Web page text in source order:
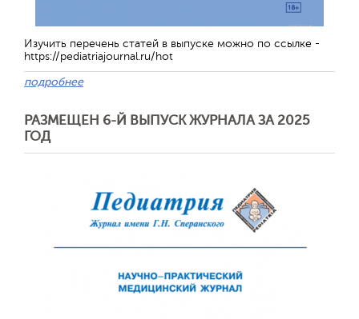
Изучить перечень статей в выпуске можно по ссылке -
https://pediatriajournal.ru/hot
подробнее
РАЗМЕЩЕН 6-Й ВЫПУСК ЖУРНАЛА ЗА 2025
ГОД